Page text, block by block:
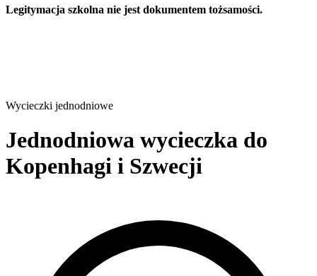
Legitymacja szkolna nie jest dokumentem tożsamości.
Wycieczki jednodniowe
Jednodniowa wycieczka do
Kopenhagi i Szwecji